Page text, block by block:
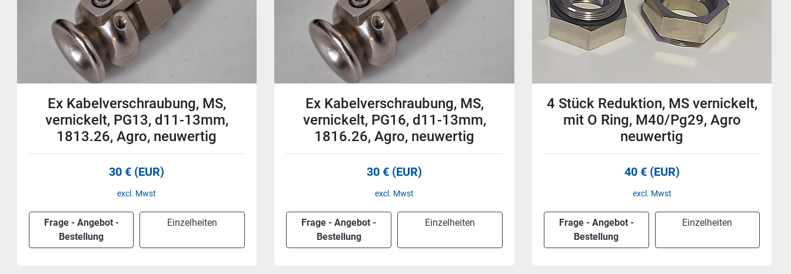
Ex Kabelverschraubung, MS,
vernickelt, PG16, d11-13mm,
1816.26, Agro, neuwertig
30 € (EUR)
excl. Mwst
Frage - Angebot -
Bestellung
Einzelheiten
4 Stück Reduktion, MS vernickelt,
mit O Ring, M40/Pg29, Agro
neuwertig
40 € (EUR)
excl. Mwst
Frage - Angebot -
Bestellung
Einzelheiten
Ex Kabelverschraubung, MS,
vernickelt, PG13, d11-13mm,
1813.26, Agro, neuwertig
30 € (EUR)
excl. Mwst
Frage - Angebot -
Bestellung
Einzelheiten